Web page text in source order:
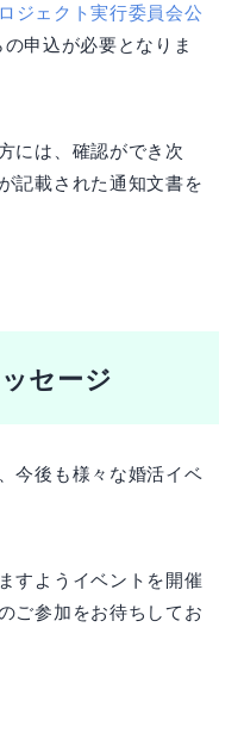
ジェクト実行委員会公
申込が必要となりま
には、確認ができ次
記載された通知文書を
セージ
今後も様々な婚活イベ
すようイベントを開催
ご参加をお待ちしてお